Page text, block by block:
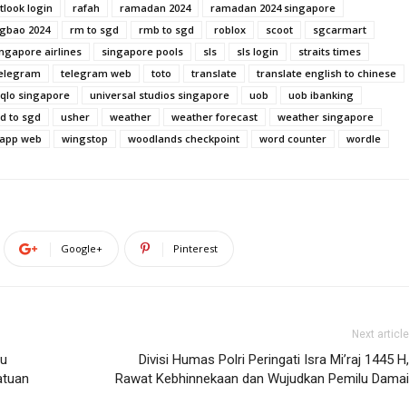
login rafah ramadan 2024
ramadan 2024 singapore
2024 rm to sgd rmb to sgd roblox scoot
sgcarmart
airlines singapore pools sls sls login
straits times
telegram web toto translate
translate english to chinese
singapore universal studios singapore uob
uob ibanking
to sgd usher weather weather forecast
weather singapore
web wingstop woodlands checkpoint word counter wordle
Google+ Pinterest
Next article
Divisi Humas Polri Peringati Isra Mi’raj 1445 H,
Rawat Kebhinnekaan dan Wujudkan Pemilu Damai